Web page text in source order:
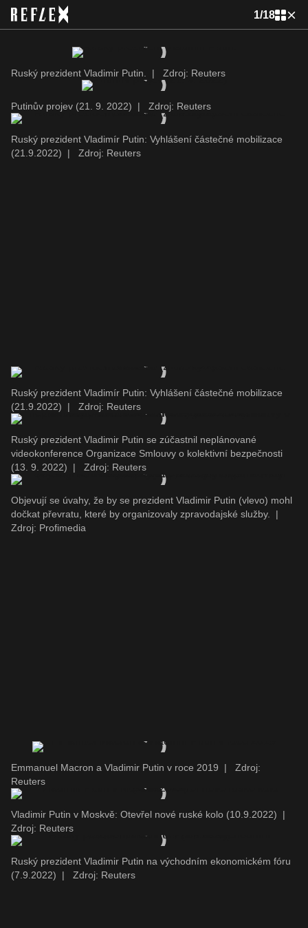
1/18
Ruský prezident Vladimir Putin. | Zdroj: Reuters
Putinův projev (21. 9. 2022) | Zdroj: Reuters
Ruský prezident Vladimír Putin: Vyhlášení částečné mobilizace
(21.9.2022)
| Zdroj: Reuters
Ruský prezident Vladimír Putin: Vyhlášení částečné mobilizace
(21.9.2022)
| Zdroj: Reuters
Ruský prezident Vladimir Putin se zúčastnil neplánované
videokonference Organizace Smlouvy o kolektivní bezpečnosti
(13. 9. 2022)
| Zdroj: Reuters
Objevují se úvahy, že by se prezident Vladimir Putin (vlevo) mohl
dočkat převratu, které by organizovaly zpravodajské služby.
|
Zdroj: Profimedia
Emmanuel Macron a Vladimir Putin v roce 2019 |
Zdroj:
Reuters
Vladimir Putin v Moskvě: Otevřel nové ruské kolo (10.9.2022)
|
Zdroj: Reuters
Ruský prezident Vladimir Putin na východním ekonomickém fóru
(7.9.2022)
| Zdroj: Reuters